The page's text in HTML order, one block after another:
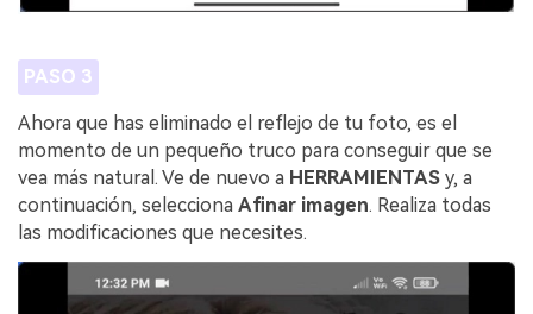
PASO 3
Ahora que has eliminado el reflejo de tu foto, es el
momento de un pequeño truco para conseguir que se
vea más natural. Ve de nuevo a HERRAMIENTAS y, a
continuación, selecciona Afinar imagen. Realiza todas
las modificaciones que necesites.